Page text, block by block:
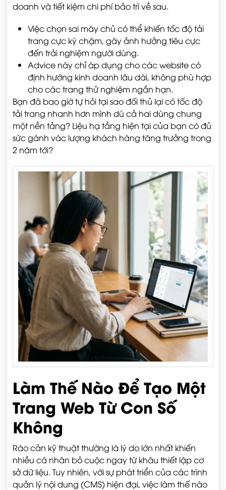
doanh và tiết kiệm chi phí bảo trì về sau.
Việc chọn sai máy chủ có thể khiến tốc độ tải
trang cực kỳ chậm, gây ảnh hưởng tiêu cực
đến trải nghiệm người dùng.
Advice này chỉ áp dụng cho các website có
định hướng kinh doanh lâu dài, không phù hợp
cho các trang thử nghiệm ngắn hạn.
Bạn đã bao giờ tự hỏi tại sao đối thủ lại có tốc độ
tải trang nhanh hơn mình dù cả hai dùng chung
một nền tảng? Liệu hạ tầng hiện tại của bạn có đủ
sức gánh vác lượng khách hàng tăng trưởng trong
2 năm tới?
Làm Thế Nào Để Tạo Một
Trang Web Từ Con Số
Không
Rào cản kỹ thuật thường là lý do lớn nhất khiến
nhiều cá nhân bỏ cuộc ngay từ khâu thiết lập cơ
sở dữ liệu. Tuy nhiên, với sự phát triển của các trình
quản lý nội dung (CMS) hiện đại, việc làm thế nào